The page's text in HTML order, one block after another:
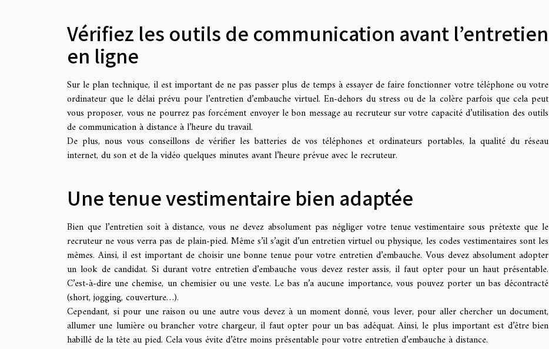
Vérifiez les outils de communication avant l’entretien
en ligne
Sur le plan technique, il est important de ne pas passer plus de temps à essayer de faire fonctionner votre téléphone ou votre
ordinateur que le délai prévu pour l’entretien d’embauche virtuel. En-dehors du stress ou de la colère parfois que cela peut
vous proposer, vous ne pourrez pas forcément envoyer le bon message au recruteur sur votre capacité d’utilisation des outils
de communication à distance à l’heure du travail.
De plus, nous vous conseillons de vérifier les batteries de vos téléphones et ordinateurs portables, la qualité du réseau
internet, du son et de la vidéo quelques minutes avant l’heure prévue avec le recruteur.
Une tenue vestimentaire bien adaptée
Bien que l’entretien soit à distance, vous ne devez absolument pas négliger votre tenue vestimentaire sous prétexte que le
recruteur ne vous verra pas de plain-pied. Même s’il s’agit d’un entretien virtuel ou physique, les codes vestimentaires sont les
mêmes. Ainsi, il est important de choisir une bonne tenue pour votre entretien d’embauche. Vous devez absolument adopter
un look de candidat. Si durant votre entretien d’embauche vous devez rester assis, il faut opter pour un haut présentable.
C’est-à-dire une chemise, un chemisier ou une veste. Le bas n’a aucune importance, vous pouvez porter un bas décontracté
(short, jogging, couverture…).
Cependant, si pour une raison ou une autre vous devez à un moment donné, vous lever, pour aller chercher un document,
allumer une lumière ou brancher votre chargeur, il faut opter pour un bas adéquat. Ainsi, le plus important est d’être bien
habillé de la tête au pied. Cela vous évite d’être moins présentable pour votre entretien d’embauche à distance.